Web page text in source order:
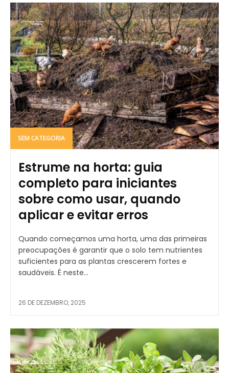
SEM CATEGORIA
Estrume na horta: guia
completo para iniciantes
sobre como usar, quando
aplicar e evitar erros
Quando começamos uma horta, uma das primeiras
preocupações é garantir que o solo tem nutrientes
suficientes para as plantas crescerem fortes e
saudáveis. É neste...
26 DE DEZEMBRO, 2025